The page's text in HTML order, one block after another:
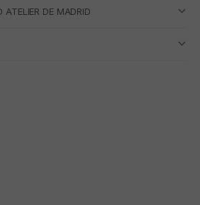
ATELIER DE MADRID